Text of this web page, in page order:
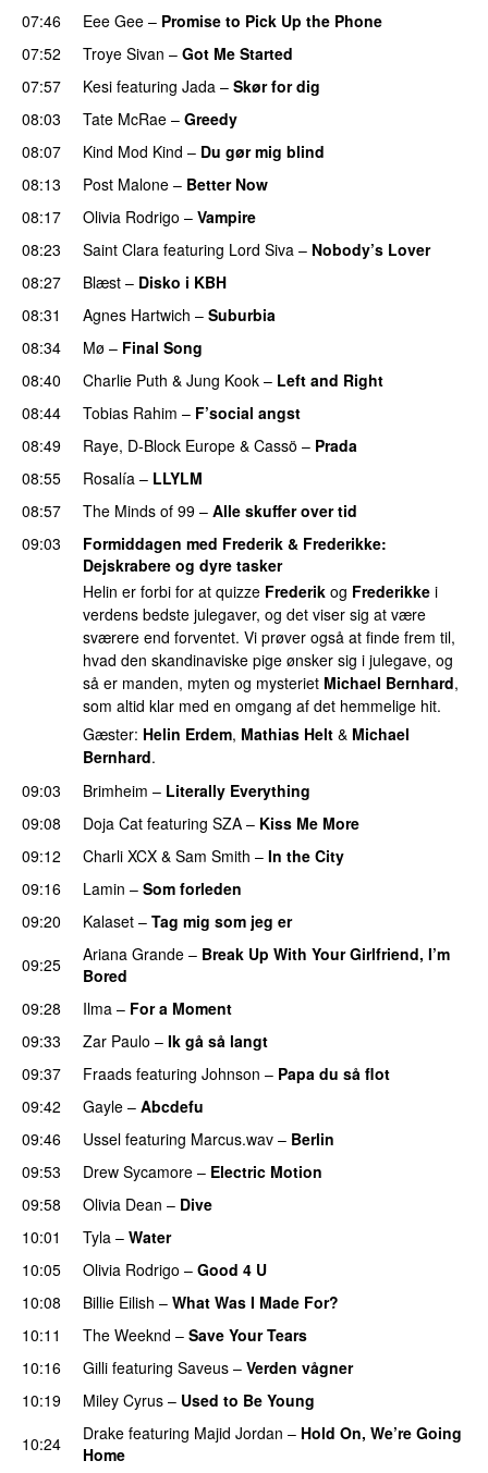
07:46
Eee Gee – Promise to Pick Up the Phone
07:52
Troye Sivan – Got Me Started
07:57 Kesi featuring Jada – Skør for dig
08:03
Tate McRae – Greedy
08:07
Kind Mod Kind – Du gør mig blind
08:13 Post Malone – Better Now
08:17
Olivia Rodrigo – Vampire
08:23 Saint Clara featuring Lord Siva – Nobody’s Lover
08:27
Blæst – Disko i KBH
08:31
Agnes Hartwich – Suburbia
08:34
Mø – Final Song
08:40
Charlie Puth & Jung Kook – Left and Right
08:44
Tobias Rahim – F’social angst
08:49
Raye, D-Block Europe & Cassö – Prada
08:55
Rosalía – LLYLM
08:57 The Minds of 99 – Alle skuffer over tid
09:03
Formiddagen med Frederik & Frederikke:
Dejskrabere og dyre tasker
Helin er forbi for at quizze Frederik og Frederikke i
verdens bedste julegaver, og det viser sig at være
sværere end forventet. Vi prøver også at finde frem til,
hvad den skandinaviske pige ønsker sig i julegave, og
så er manden, myten og mysteriet Michael Bernhard,
som altid klar med en omgang af det hemmelige hit.
Gæster: Helin Erdem, Mathias Helt & Michael
Bernhard.
09:03
Brimheim – Literally Everything
09:08 Doja Cat featuring SZA – Kiss Me More
09:12 Charli XCX & Sam Smith – In the City
09:16
Lamin – Som forleden
09:20
Kalaset – Tag mig som jeg er
09:25 Ariana Grande – Break Up With Your Girlfriend, I’m
Bored
09:28
Ilma – For a Moment
09:33 Zar Paulo – Ik gå så langt
09:37
Fraads featuring Johnson – Papa du så flot
09:42 Gayle – Abcdefu
09:46
Ussel featuring Marcus.wav – Berlin
09:53
Drew Sycamore – Electric Motion
09:58 Olivia Dean – Dive
10:01 Tyla – Water
10:05 Olivia Rodrigo – Good 4 U
10:08
Billie Eilish – What Was I Made For?
10:11 The Weeknd – Save Your Tears
10:16
Gilli featuring Saveus – Verden vågner
10:19
Miley Cyrus – Used to Be Young
10:24
Drake featuring Majid Jordan – Hold On, We’re Going
Home